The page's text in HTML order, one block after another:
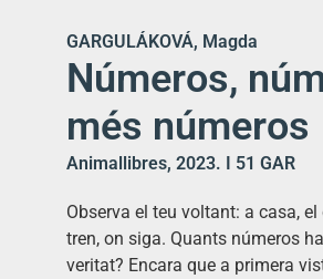
GARGULÁKOVÁ, Magda
Números,
més números
Animallibres, 2023. I 51 GAR
Observa el teu voltant: a casa, el
tren, on siga. Quants números
veritat? Encara que a primera